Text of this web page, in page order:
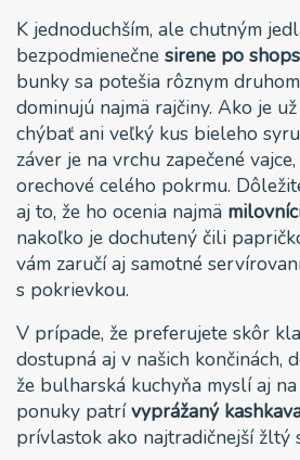
K jednoduchším, ale chutným
bezpodmienečne sirene po
bunky sa potešia rôznym
dominujú najmä rajčiny. Ako je
chýbať ani veľký kus bieleho
záver je na vrchu zapečené
orechové celého pokrmu.
aj to, že ho ocenia najmä
nakoľko je dochutený čili
vám zaručí aj samotné
s pokrievkou.
V prípade, že preferujete skôr
dostupná aj v našich končinách,
že bulharská kuchyňa myslí aj
ponuky patrívyprážaný
prívlastok ako najtradičnejší žltý